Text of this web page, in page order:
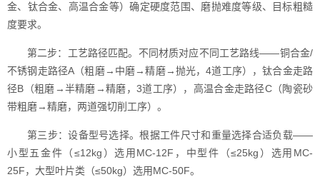
金、钛合金、高温合金等）确定硬度范围、磨抛难度等级、目标粗糙
度要求。
第二步：工艺路径匹配。不同材质对应不同工艺路线——铜合金/
不锈钢走路径A（粗磨→中磨→精磨→抛光，4道工序），钛合金走路
径B（粗磨→半精磨→精磨，3道工序），高温合金走路径C（陶瓷砂
带粗磨→精磨，两道强切削工序）。
第三步：设备型号选择。根据工件尺寸和重量选择合适负载——
小型五金件（≤12kg）选用MC-12F，中型件（≤25kg）选用MC-
25F，大型叶片类（≤50kg）选用MC-50F。